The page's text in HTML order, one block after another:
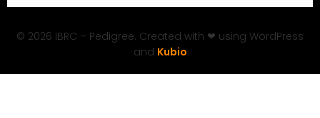
© 2026 IBRC – Pedigree. Created with ❤ using WordPress
and Kubio